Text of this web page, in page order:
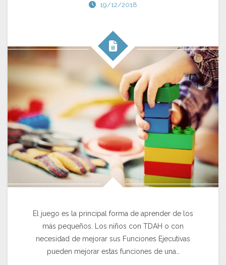
19/12/2018
El juego es la principal forma de aprender de los
más pequeños. Los niños con TDAH o con
necesidad de mejorar sus Funciones Ejecutivas
pueden mejorar estas funciones de una…